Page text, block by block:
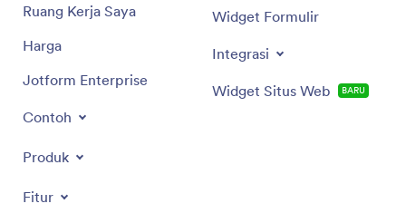
Ruang Kerja Saya
Harga
Jotform Enterprise
Contoh
Produk
Fitur
Widget Formulir
Integrasi
Widget Situs Web BARU